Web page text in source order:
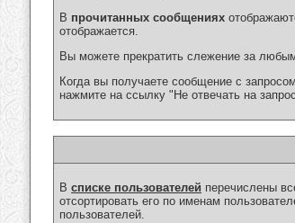
В прочитанных сообщениях
отображается.
Вы можете прекратить слежение за
Когда вы получаете сообщение с
нажмите на ссылку "Не отвечать на
В списке пользователей перечислены
отсортировать его по именам
пользователей.